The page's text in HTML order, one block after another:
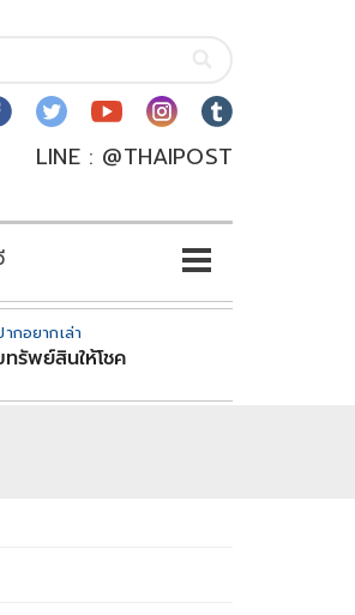
LINE : @THAIPOST
กอยากเล่า
ทรัพย์สินให้โชค